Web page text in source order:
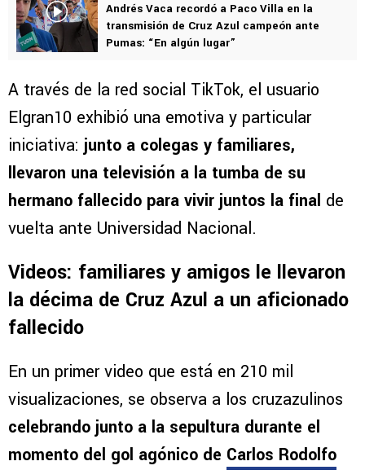
Andrés Vaca recordó a Paco Villa en la
transmisión de Cruz Azul campeón ante
Pumas: “En algún lugar”
A través de la red social TikTok, el usuario
Elgran10 exhibió una emotiva y particular
iniciativa: junto a colegas y familiares,
llevaron una televisión a la tumba de su
hermano fallecido para vivir juntos la final de
vuelta ante Universidad Nacional.
Videos: familiares y amigos le llevaron
la décima de Cruz Azul a un aficionado
fallecido
En un primer video que está en 210 mil
visualizaciones, se observa a los cruzazulinos
celebrando junto a la sepultura durante el
momento del gol agónico de Carlos Rodolfo